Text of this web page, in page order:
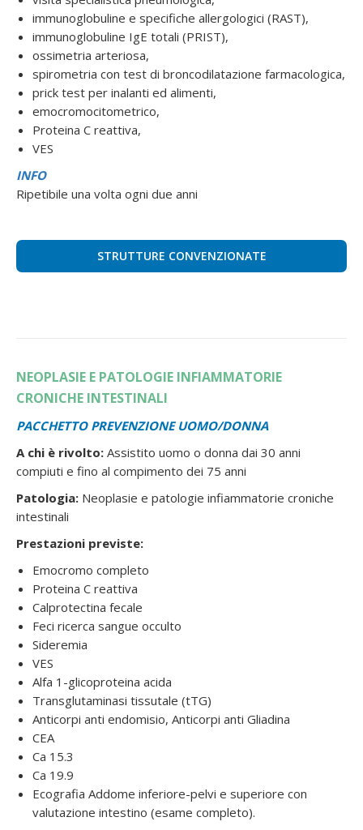
immunoglobuline e specifiche allergologici (RAST),
immunoglobuline IgE totali (PRIST),
ossimetria arteriosa,
spirometria con test di broncodilatazione farmacologica,
prick test per inalanti ed alimenti,
emocromocitometrico,
Proteina C reattiva,
VES
INFO
Ripetibile una volta ogni due anni
STRUTTURE CONVENZIONATE
NEOPLASIE E PATOLOGIE INFIAMMATORIE
CRONICHE INTESTINALI
PACCHETTO PREVENZIONE UOMO/DONNA
A chi è rivolto: Assistito uomo o donna dai 30 anni
compiuti e fino al compimento dei 75 anni
Patologia: Neoplasie e patologie infiammatorie croniche
intestinali
Prestazioni previste:
Emocromo completo
Proteina C reattiva
Calprotectina fecale
Feci ricerca sangue occulto
Sideremia
VES
Alfa 1-glicoproteina acida
Transglutaminasi tissutale (tTG)
Anticorpi anti endomisio, Anticorpi anti Gliadina
CEA
Ca 15.3
Ca 19.9
Ecografia Addome inferiore-pelvi e superiore con
valutazione intestino (esame completo).